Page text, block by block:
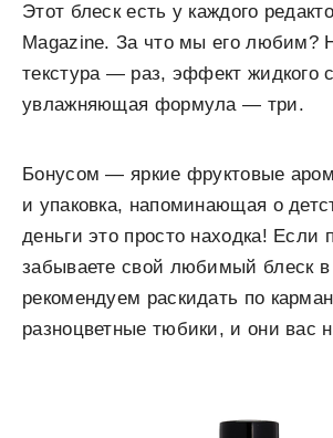
Этот блеск есть у каждого
Magazine. За что мы его любим?
текстура — раз, эффект жидкого
увлажняющая формула — три.
Бонусом — яркие фруктовые
и упаковка, напоминающая о
деньги это просто находка! Если
забываете свой любимый блеск в
рекомендуем раскидать по
разноцветные тюбики, и они вас